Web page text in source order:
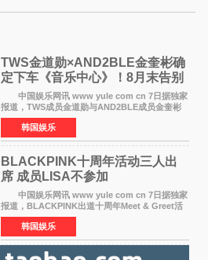
TWS金道勋×AND2BLE金奎彬确
定下车《音乐中心》！8月末告别
MC席位
中国娱乐网讯 www yule com cn 7日据独家
报道，TWS成员金道勋与AND2BLE成员金奎彬
将于8月离开《音乐中心》MC的位置。 金道
勋与金奎彬于去年3月与H2H A-NA一起被选为
《音乐中心》MC，约1
韩国娱乐
BLACKPINK十周年活动三人出
席 成员LISA不参加
中国娱乐网讯 www yule com cn 7日据独家
报道，BLACKPINK出道十周年Meet & Greet活
动将由智秀、ROS&Eacute;、JENNIE出席，
LISA将缺席。 此前BLACKPINK所属社YG并
未为组合出道十周年做
韩国娱乐